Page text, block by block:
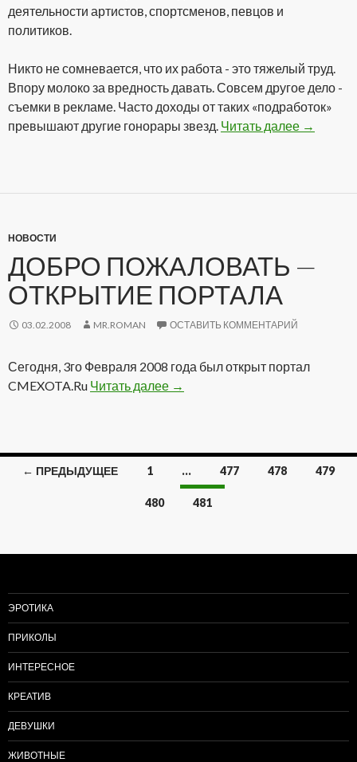
деятельности артистов, спортсменов, певцов и
политиков.
Никто не сомневается, что их работа - это тяжелый труд.
Впору молоко за вредность давать. Совсем другое дело -
съемки в рекламе. Часто доходы от таких «подработок»
превышают другие гонорары звезд. Читать далее →
НОВОСТИ
ДОБРО ПОЖАЛОВАТЬ —
ОТКРЫТИЕ ПОРТАЛА
03.02.2008 MR.ROMAN ОСТАВИТЬ КОММЕНТАРИЙ
Сегодня, 3го Февраля 2008 года был открыт портал
CMEXOTA.Ru Читать далее Добро пожаловать — Открытие
→
записям
← ПРЕДЫДУЩЕЕ 1 … 477 478 479
480 481
ЭРОТИКА
ПРИКОЛЫ
ИНТЕРЕСНОЕ
КРЕАТИВ
ДЕВУШКИ
ЖИВОТНЫЕ